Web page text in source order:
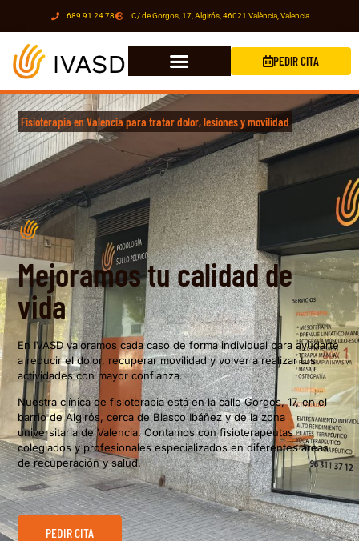
689 91 24 78 C/ de Gorgos, 17, Algirós, 46021 València, Valencia
PEDIR CITA
Fisioterapia en Valencia para tratar dolor, lesiones y movilidad
Mejoramos tu calidad de
vida
En IVASD valoramos cada caso de forma individual para ayudarte
a reducir el dolor, recuperar movilidad y volver a realizar tus
actividades con mayor confianza.
Nuestra clínica de fisioterapia está en la calle Gorgos, 17, en el
barrio de Algirós, cerca de Blasco Ibáñez y de la zona
universitaria de Valencia. Contamos con fisioterapeutas
colegiados y profesionales especializados en diferentes áreas
de recuperación y salud.
PEDIR CITA